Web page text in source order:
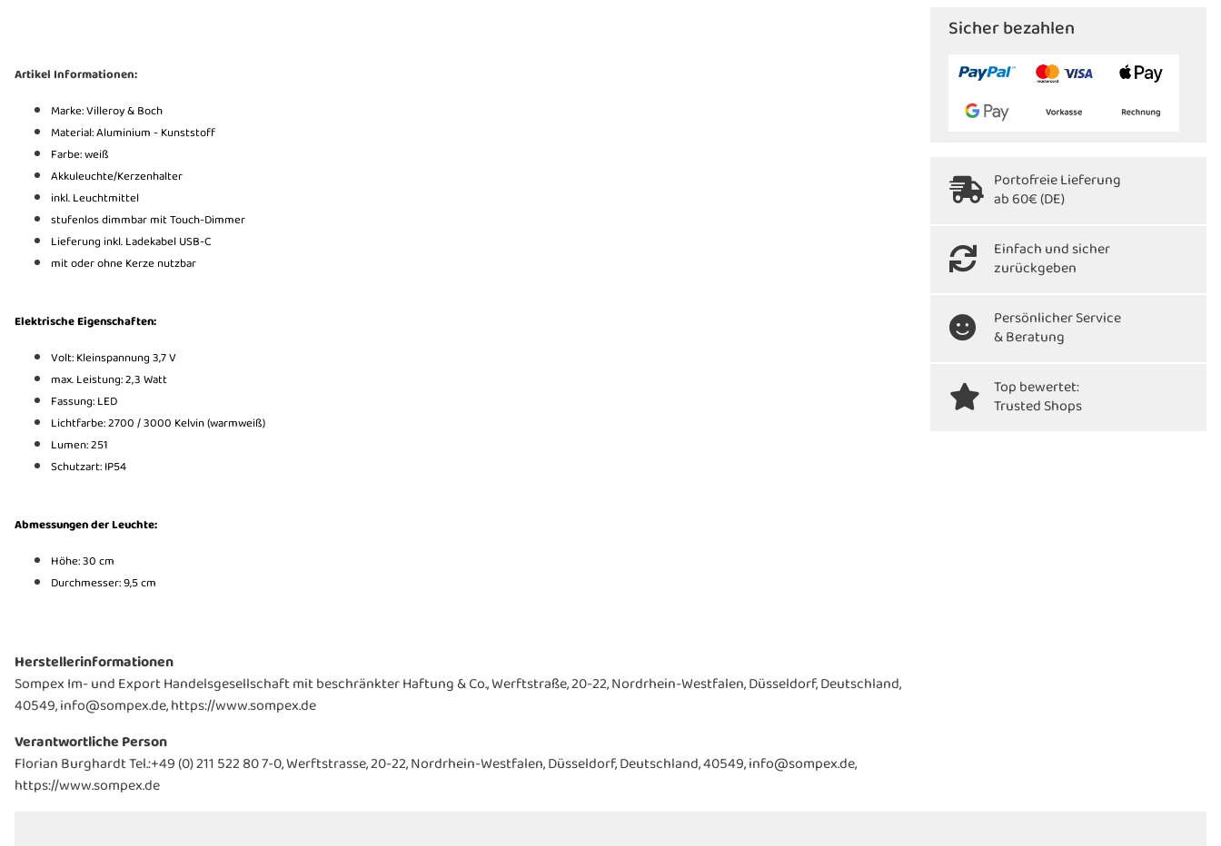
Artikel Informationen:
Marke: Villeroy & Boch
Material: Aluminium - Kunststoff
Farbe: weiß
Akkuleuchte/Kerzenhalter
inkl. Leuchtmittel
stufenlos dimmbar mit Touch-Dimmer
Lieferung inkl. Ladekabel USB-C
mit oder ohne Kerze nutzbar
Elektrische Eigenschaften:
Volt: Kleinspannung 3,7 V
max. Leistung: 2,3 Watt
Fassung: LED
Lichtfarbe: 2700 / 3000 Kelvin (warmweiß)
Lumen: 251
Schutzart: IP54
Abmessungen der Leuchte:
Höhe: 30 cm
Durchmesser: 9,5 cm
Herstellerinformationen
Sompex Im- und Export Handelsgesellschaft mit beschränkter Haftung & Co., Werftstraße, 20-22, Nordrhein-Westfalen, Düsseldorf, Deutschland,
40549, info@sompex.de, https://www.sompex.de
Verantwortliche Person
Florian Burghardt Tel.:+49 (0) 211 522 80 7-0, Werftstrasse, 20-22, Nordrhein-Westfalen, Düsseldorf, Deutschland, 40549, info@sompex.de,
https://www.sompex.de
Sicher bezahlen
Portofreie Lieferung
ab 60€ (DE)
Einfach und sicher
zurückgeben
Persönlicher Service
& Beratung
Top bewertet:
Trusted Shops